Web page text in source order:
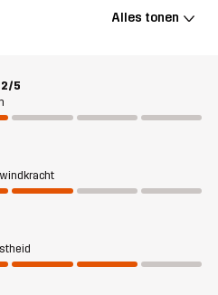
aan als softshell en heeft een
Met twee zijvakken met
voor je mobiel kun je al je
functioneel en
ideaal voor wandelingen met de
en draagt M
Alles tonen
2/5